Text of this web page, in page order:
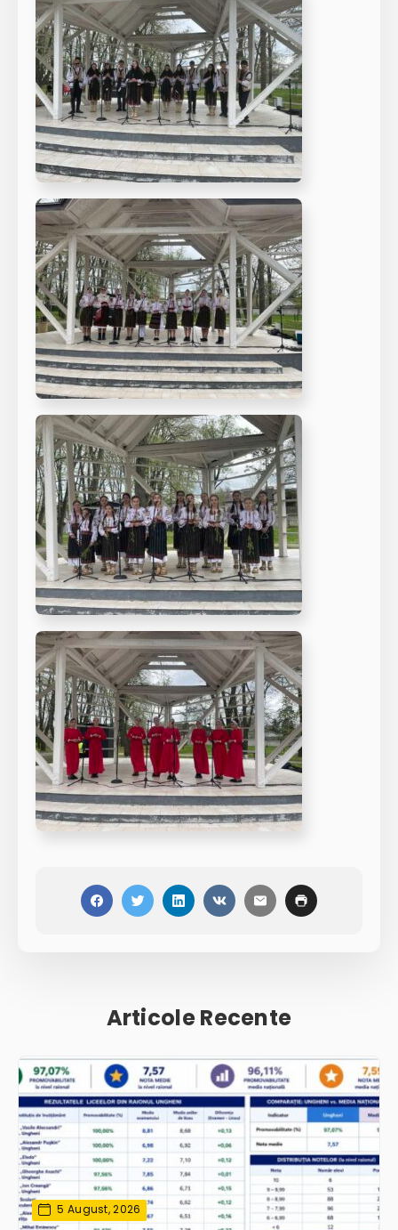
Articole Recente
5 August, 2026